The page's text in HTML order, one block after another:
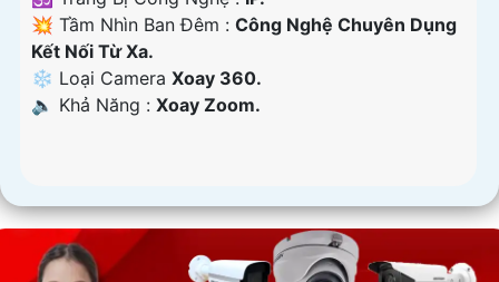
💥 Tầm Nhìn Ban Đêm : Công Nghệ Chuyên Dụng
Kết Nối Từ Xa.
❄ Loại Camera Xoay 360.
️🔈 Khả Năng : Xoay Zoom.